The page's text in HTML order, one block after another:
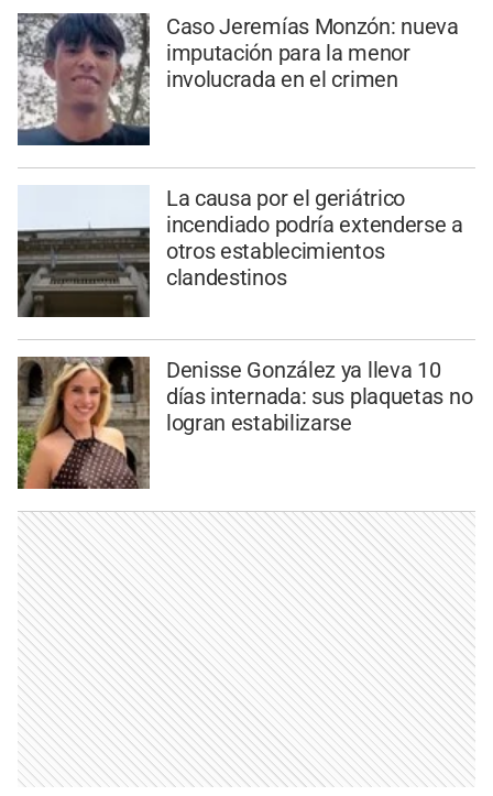
Caso Jeremías Monzón: nueva
imputación para la menor
involucrada en el crimen
La causa por el geriátrico
incendiado podría extenderse a
otros establecimientos
clandestinos
Denisse González ya lleva 10
días internada: sus plaquetas no
logran estabilizarse